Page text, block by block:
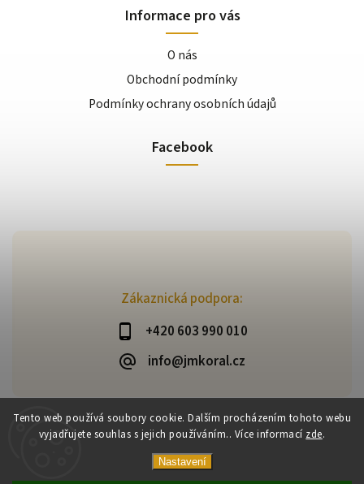
Tento web používá soubory cookie. Dalším procházením tohoto webu
vyjadřujete souhlas s jejich používáním.. Více informací zde.
Nastavení
Zákaznická podpora:
+420 603 990 010
info@jmkoral.cz
Informace pro vás
O nás
Obchodní podmínky
Podmínky ochrany osobních údajů
Facebook
Copyright 2026ESHOP JM KORAL. Všechna práva vyhrazena.
VytvořilShoptet| Design